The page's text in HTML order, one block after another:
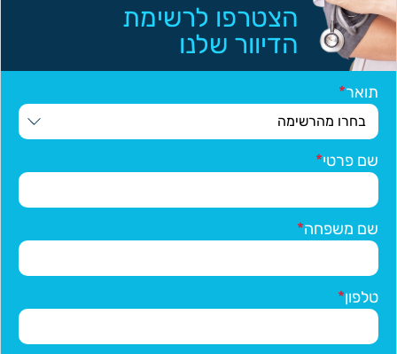
הצטרפו לרשימת
הדיוור שלנו
תואר
שם פרטי
שם משפחה
טלפון